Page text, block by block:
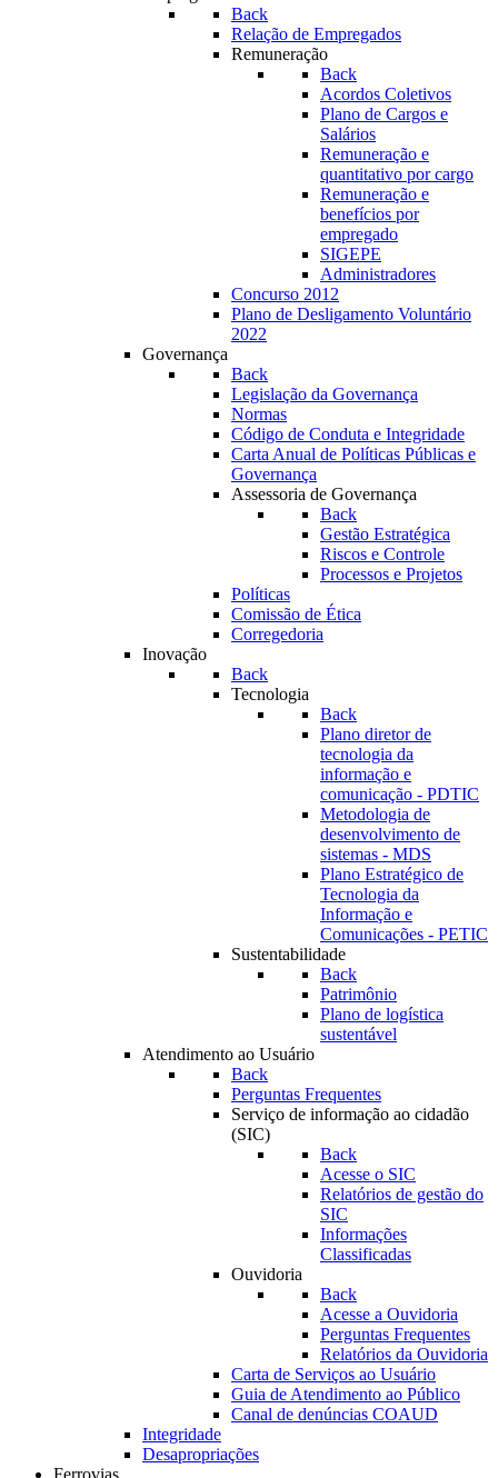
Back
Relação de Empregados
Remuneração
Back
Acordos Coletivos
Plano de Cargos e
Salários
Remuneração e
quantitativo por cargo
Remuneração e
benefícios por
empregado
SIGEPE
Administradores
Concurso 2012
Plano de Desligamento Voluntário
2022
Governança
Back
Legislação da Governança
Normas
Código de Conduta e Integridade
Carta Anual de Políticas Públicas e
Governança
Assessoria de Governança
Back
Gestão Estratégica
Riscos e Controle
Processos e Projetos
Políticas
Comissão de Ética
Corregedoria
Inovação
Back
Tecnologia
Back
Plano diretor de
tecnologia da
informação e
comunicação - PDTIC
Metodologia de
desenvolvimento de
sistemas - MDS
Plano Estratégico de
Tecnologia da
Informação e
Comunicações - PETIC
Sustentabilidade
Back
Patrimônio
Plano de logística
sustentável
Atendimento ao Usuário
Back
Perguntas Frequentes
Serviço de informação ao cidadão
(SIC)
Back
Acesse o SIC
Relatórios de gestão do
SIC
Informações
Classificadas
Ouvidoria
Back
Acesse a Ouvidoria
Perguntas Frequentes
Relatórios da Ouvidoria
Carta de Serviços ao Usuário
Guia de Atendimento ao Público
Canal de denúncias COAUD
Integridade
Desapropriações
Ferrovias